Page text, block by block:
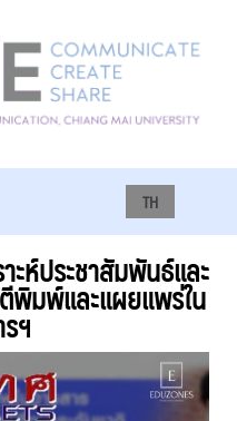
TH
ะห์ประชาสัมพันธ์และ
พิมพ์และแผยแพร่ใน
ฯ